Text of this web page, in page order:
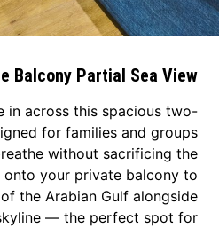
Balcony Partial Sea View
in across this spacious two-
for families and groups
without sacrificing the
onto your private balcony to
the Arabian Gulf alongside
— the perfect spot for